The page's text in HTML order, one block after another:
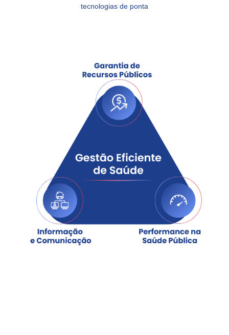
tecnologias de ponta